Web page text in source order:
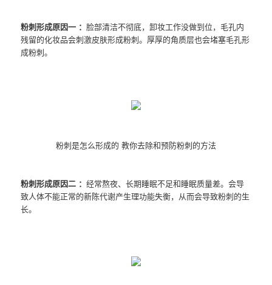
粉刺形成原因一 ：脸部清洁不彻底，卸妆工作没做到位，毛孔内
残留的化妆品会刺激皮肤形成粉刺。厚厚的角质层也会堵塞毛孔形
成粉刺。
粉刺是怎么形成的 教你去除和预防粉刺的方法
粉刺形成原因二 ：经常熬夜、长期睡眠不足和睡眠质量差。会导
致人体不能正常的新陈代谢产生理功能失衡，从而会导致粉刺的生
长。